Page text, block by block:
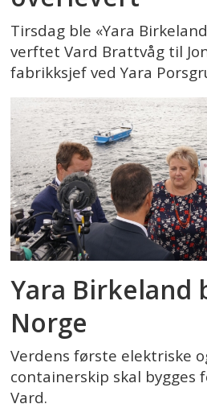
Tirsdag ble «Yara
verftet Vard Brattvåg til
fabrikksjef ved Yara
Yara Birkeland
Norge
Verdens første elektriske
containerskip skal bygges
Vard.